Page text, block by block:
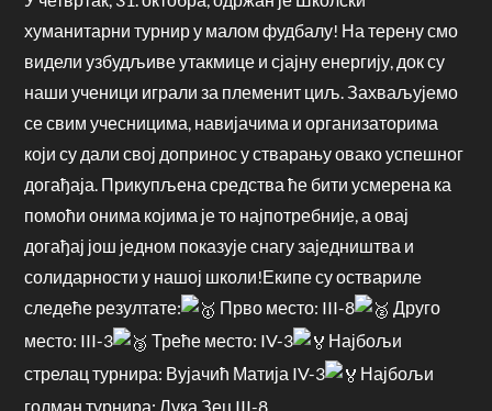
хуманитарни турнир у малом фудбалу! На терену смо
видели узбудљиве утакмице и сјајну енергију, док су
наши ученици играли за племенит циљ. Захваљујемо
се свим учесницима, навијачима и организаторима
који су дали свој допринос у стварању овако успешног
догађаја. Прикупљена средства ће бити усмерена ка
помоћи онима којима је то најпотребније, а овај
догађај још једном показује снагу заједништва и
солидарности у нашој школи!Екипе су оствариле
следеће резултате:
Прво место: III-8
Друго
место: III-3
Треће место: IV-3
Најбољи
стрелац турнира: Вујачић Матија IV-3
Најбољи
голман турнира: Лука Зец III-8